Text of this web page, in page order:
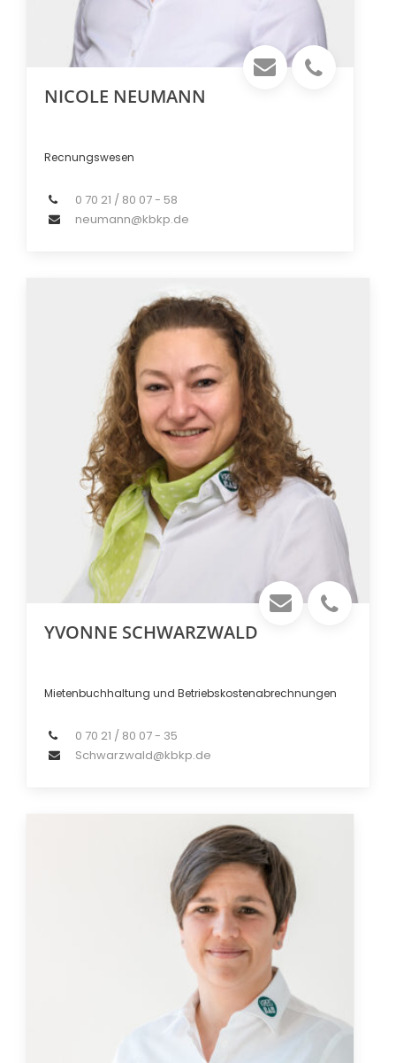
NICOLE NEUMANN
Recnungswesen
0 70 21 / 80 07 - 58
neumann@kbkp.de
YVONNE SCHWARZWALD
Mietenbuchhaltung und Betriebskostenabrechnungen
0 70 21 / 80 07 - 35
Schwarzwald@kbkp.de